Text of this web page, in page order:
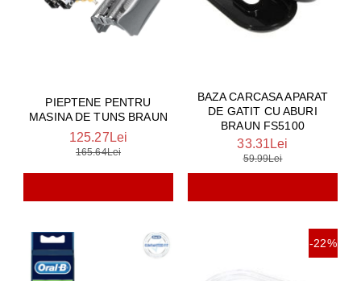
PIEPTENE PENTRU
MASINA DE TUNS BRAUN
125.27Lei
165.64Lei
BAZA CARCASA APARAT
DE GATIT CU ABURI
BRAUN FS5100
33.31Lei
59.99Lei
-22%